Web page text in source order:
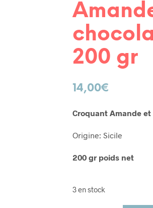
200 gr
14,00€
Croquant Amande
Origine: Sicile
200 gr poids net
3 en stock